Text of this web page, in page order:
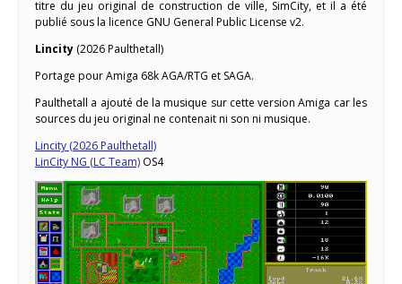
titre du jeu original de construction de ville, SimCity, et il a été
publié sous la licence GNU General Public License v2.
Lincity (2026 Paulthetall)
Portage pour Amiga 68k AGA/RTG et SAGA.
Paulthetall a ajouté de la musique sur cette version Amiga car les
sources du jeu original ne contenait ni son ni musique.
Lincity (2026 Paulthetall)
LinCity NG (LC Team) OS4